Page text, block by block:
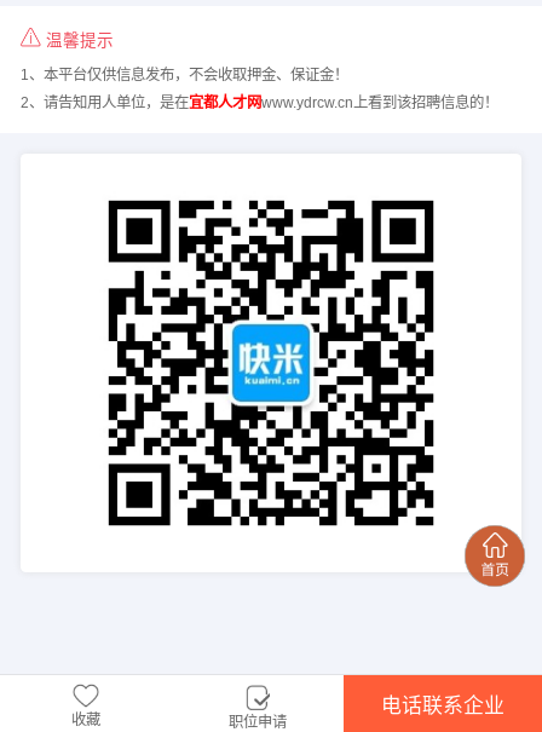
温馨提示
1、本平台仅供信息发布，不会收取押金、保证金！
2、请告知用人单位，是在宜都人才网www.ydrcw.cn上看到该招聘信息的！
收藏 职位申请
电话联系企业